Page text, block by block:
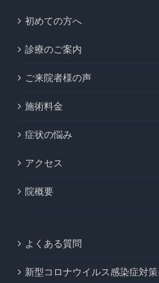
初めての方へ
診療のご案内
ご来院者様の声
施術料金
症状の悩み
アクセス
院概要
よくある質問
新型コロナウイルス感染症対